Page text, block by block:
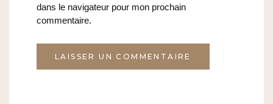
dans le navigateur pour mon prochain
commentaire.